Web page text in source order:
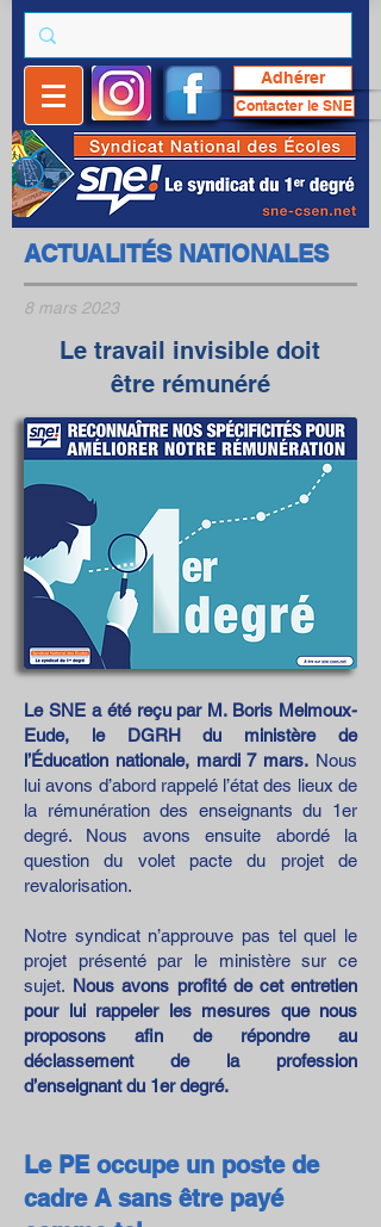
Adhérer
Contacter le SNE
ACTUALITÉS NATIONALES
8 mars 2023
Le travail invisible doit
être rémunéré
Le SNE a été reçu par M. Boris Melmoux-
Eude, le DGRH du ministère de
l’Éducation nationale, mardi 7 mars. Nous
lui avons d’abord rappelé l’état des lieux de
la rémunération des enseignants du 1er
degré. Nous avons ensuite abordé la
question du volet pacte du projet de
revalorisation.
Notre syndicat n’approuve pas tel quel le
projet présenté par le ministère sur ce
sujet. Nous avons profité de cet entretien
pour lui rappeler les mesures que nous
proposons afin de répondre au
déclassement de la profession
d’enseignant du 1er degré.
Le PE occupe un poste de
cadre A sans être payé